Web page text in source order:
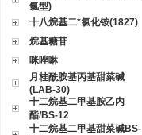
氯型)
十八烷基二*氯化铵(1827)
烷基糖苷
咪唑啉
月桂酰胺基丙基甜菜碱
(LAB-30)
十二烷基二甲基胺乙内
酯/BS-12
十二烷基二甲基甜菜碱BS-